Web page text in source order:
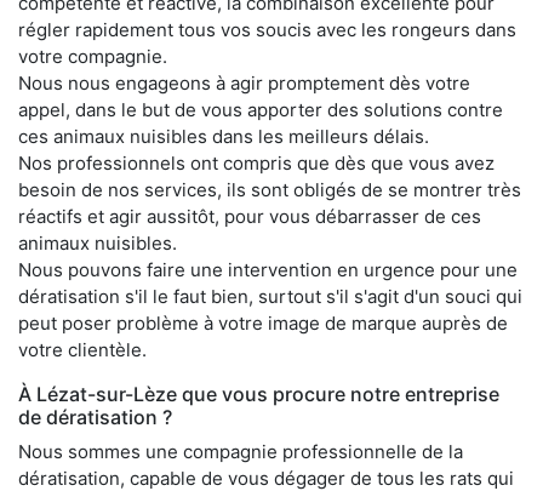
régler rapidement tous vos soucis avec les rongeurs dans
votre compagnie.
Nous nous engageons à agir promptement dès votre
appel, dans le but de vous apporter des solutions contre
ces animaux nuisibles dans les meilleurs délais.
Nos professionnels ont compris que dès que vous avez
besoin de nos services, ils sont obligés de se montrer très
réactifs et agir aussitôt, pour vous débarrasser de ces
animaux nuisibles.
Nous pouvons faire une intervention en urgence pour une
dératisation s'il le faut bien, surtout s'il s'agit d'un souci qui
peut poser problème à votre image de marque auprès de
votre clientèle.
À Lézat-sur-Lèze que vous procure notre entreprise
de dératisation ?
Nous sommes une compagnie professionnelle de la
dératisation, capable de vous dégager de tous les rats qui